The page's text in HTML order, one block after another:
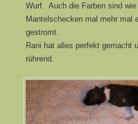
Wurf. Auch die Farben sind
Mantelschecken mal mehr mal
gestromt.
Rani hat alles perfekt gemacht
rührend.